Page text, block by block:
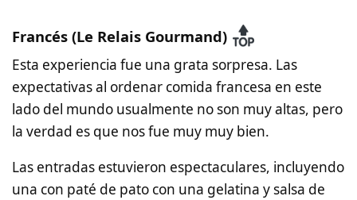
Francés (Le Relais Gourmand)
Esta experiencia fue una grata sorpresa. Las
expectativas al ordenar comida francesa en este
lado del mundo usualmente no son muy altas, pero
la verdad es que nos fue muy muy bien.
Las entradas estuvieron espectaculares, incluyendo
una con paté de pato con una gelatina y salsa de